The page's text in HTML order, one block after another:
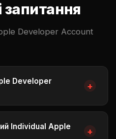
Developer Account
Developer
+
Account — персональний
Program для
застосунки в
Individual Apple
+